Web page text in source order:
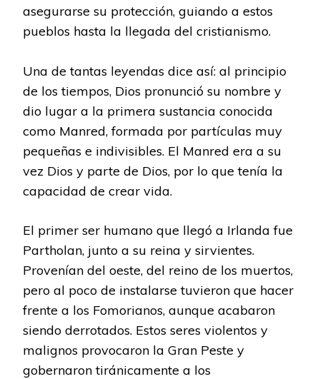
asegurarse su protección, guiando a estos
pueblos hasta la llegada del cristianismo.
Una de tantas leyendas dice así: al principio
de los tiempos, Dios pronunció su nombre y
dio lugar a la primera sustancia conocida
como Manred, formada por partículas muy
pequeñas e indivisibles. El Manred era a su
vez Dios y parte de Dios, por lo que tenía la
capacidad de crear vida.
El primer ser humano que llegó a Irlanda fue
Partholan, junto a su reina y sirvientes.
Provenían del oeste, del reino de los muertos,
pero al poco de instalarse tuvieron que hacer
frente a los Fomorianos, aunque acabaron
siendo derrotados. Estos seres violentos y
malignos provocaron la Gran Peste y
gobernaron tiránicamente a los